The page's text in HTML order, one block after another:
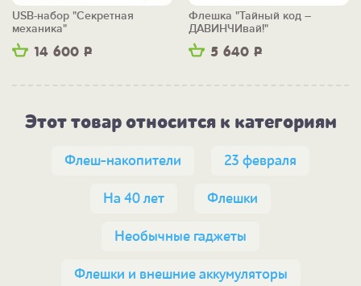
14 600 Р
USB-набор "Секретная
механика"
5 640 Р
Флешка "Тайный код –
ДАВИНЧИвай!"
Этот товар относится к категориям
Флеш-накопители 23 февраля
На 40 лет Флешки
Необычные гаджеты
Флешки и внешние аккумуляторы